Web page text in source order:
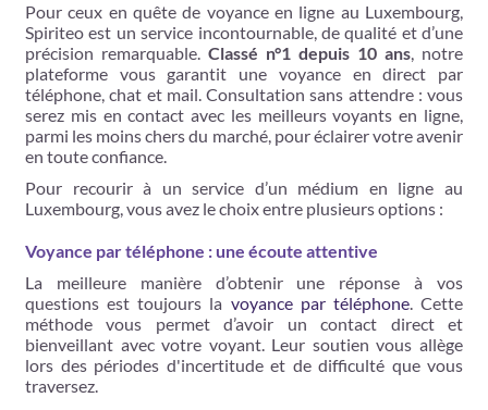
Pour ceux en quête de voyance en ligne au Luxembourg,
Spiriteo est un service incontournable, de qualité et d’une
précision remarquable. Classé n°1 depuis 10 ans, notre
plateforme vous garantit une voyance en direct par
téléphone, chat et mail. Consultation sans attendre : vous
serez mis en contact avec les meilleurs voyants en ligne,
parmi les moins chers du marché, pour éclairer votre avenir
en toute confiance.
Pour recourir à un service d’un médium en ligne au
Luxembourg, vous avez le choix entre plusieurs options :
Voyance par téléphone : une écoute attentive
La meilleure manière d’obtenir une réponse à vos
questions est toujours la voyance par téléphone. Cette
méthode vous permet d’avoir un contact direct et
bienveillant avec votre voyant. Leur soutien vous allège
lors des périodes d'incertitude et de difficulté que vous
traversez.